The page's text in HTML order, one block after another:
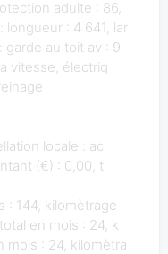
adulte : 86,
longueur : 4 641, lar
garde au toit av : 9
vitesse, électriq
locale : ac
(€) : 0,00, t
: 144, kilomètrage
en mois : 24, k
mois : 24, kilomètra